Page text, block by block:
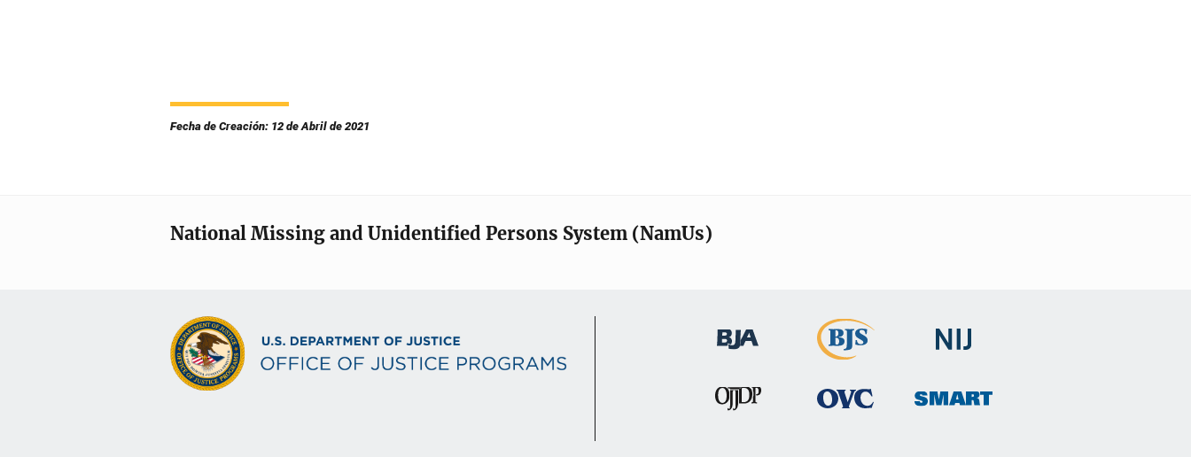
Fecha de Creación: 12 de Abril de 2021
National Missing and Unidentified Persons System (NamUs)